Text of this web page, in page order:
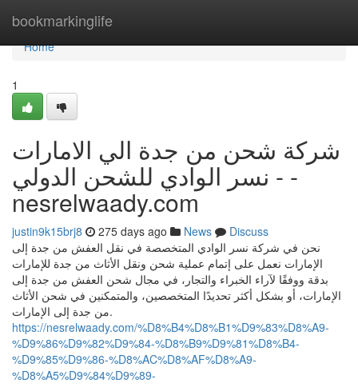
bookmarkinglife
Home
Home
1
شركة شحن من جدة الي الامارات
- نسر الوادي للشحن الدولي -
nesrelwaady.com
justin9k15brj8 275 days ago News
Discuss
نحن في شركة نسر الوادي المتخصصة في نقل العفش من جدة إلى
الإمارات نعمل على إتمام عملية شحن ونقل الأثاث من جدة للإمارات
بدقة ووفقًا لآراء الخبراء والتجار، في مجال شحن العفش من جدة إلى
الإمارات، أو بشكل أكثر تحديدًا المتخصصين، والمتمكنين في شحن الأثاث
من جدة إلى الإمارات.
https://nesrelwaady.com/%D8%B4%D8%B1%D9%83%D8%A9-
%D9%86%D9%82%D9%84-%D8%B9%D9%81%D8%B4-
%D9%85%D9%86-%D8%AC%D8%AF%D8%A9-
%D8%A5%D9%84%D9%89-